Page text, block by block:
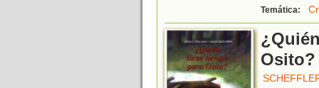
Temática:
Osito?